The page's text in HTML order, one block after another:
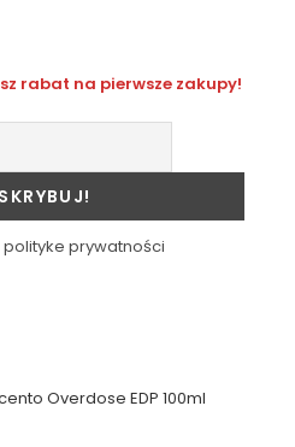
rabat na pierwsze zakupy!
prywatności
Overdose EDP 100ml